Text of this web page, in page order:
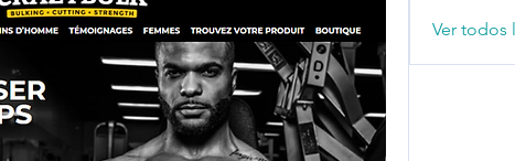
Ver todos